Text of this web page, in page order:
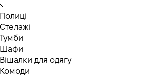
Полиці
Стелажі
Тумби
Шафи
Вішалки для одягу
Комоди